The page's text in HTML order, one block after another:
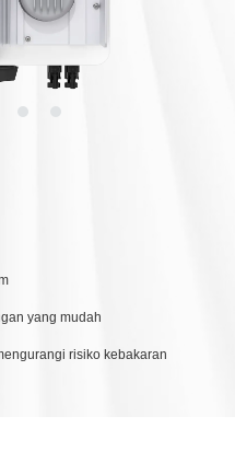
yang mudah
risiko kebakaran